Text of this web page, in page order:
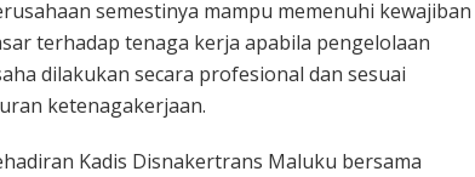
semestinya mampu memenuhi kewajiban
terhadap tenaga kerja apabila pengelolaan
dilakukan secara profesional dan sesuai
ketenagakerjaan.
Kadis Disnakertrans Maluku bersama